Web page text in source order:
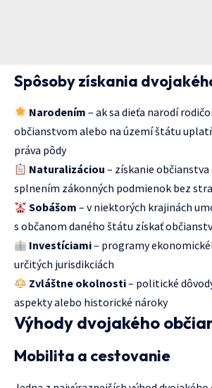
Spôsoby získania
Narodením – ak sa dieťa narodí
občianstvom alebo na území štátu
práva pôdy
Naturalizáciou – získanie
splnením zákonných podmienok bez
Sobášom – v niektorých krajinách
s občanom daného štátu získať
Investíciami– programy
určitých jurisdikciách
Zvláštne okolnosti– politické
aspekty alebo historické nároky
Výhody dvojakého
Mobilita a cestovanie